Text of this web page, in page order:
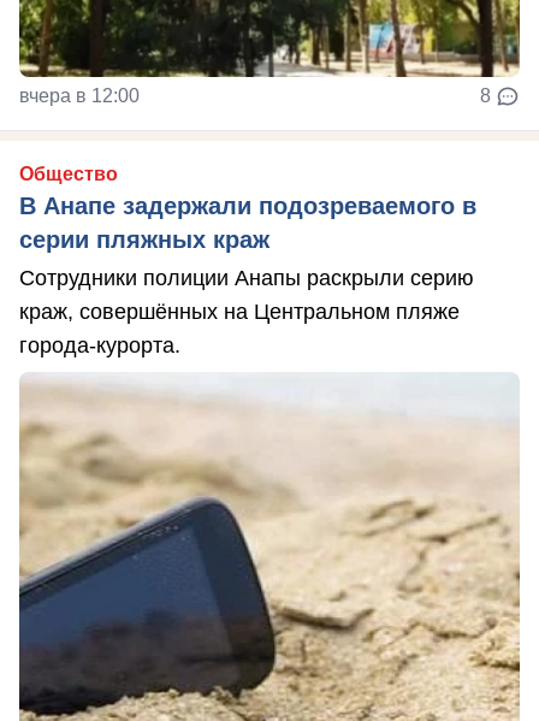
вчера в 12:00 8
Общество
В Анапе задержали подозреваемого в
серии пляжных краж
Сотрудники полиции Анапы раскрыли серию
краж, совершённых на Центральном пляже
города-курорта.